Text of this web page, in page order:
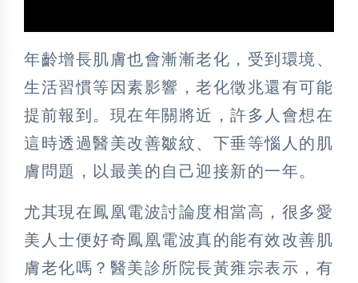
年齡增長肌膚也會漸漸老化，受到環境、
生活習慣等因素影響，老化徵兆還有可能
提前報到。現在年關將近，許多人會想在
這時透過醫美改善皺紋、下垂等惱人的肌
膚問題，以最美的自己迎接新的一年。
尤其現在鳳凰電波討論度相當高，很多愛
美人士便好奇鳳凰電波真的能有效改善肌
膚老化嗎？醫美診所院長黃雍宗表示，有